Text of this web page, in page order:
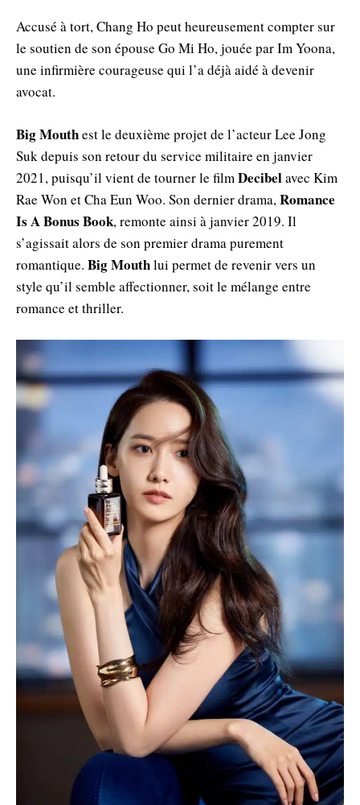
Accusé à tort, Chang Ho peut heureusement compter sur
le soutien de son épouse Go Mi Ho, jouée par Im Yoona,
une infirmière courageuse qui l’a déjà aidé à devenir
avocat.
Big Mouthest le deuxième projet de l’acteur Lee Jong
Suk depuis son retour du service militaire en janvier
2021, puisqu’il vient de tourner le filmDecibelavec Kim
Rae Won et Cha Eun Woo. Son dernier drama,Romance
Is A Bonus Book, remonte ainsi à janvier 2019. Il
s’agissait alors de son premier drama purement
romantique. Big Mouthlui permet de revenir vers un
style qu’il semble affectionner, soit le mélange entre
romance et thriller.